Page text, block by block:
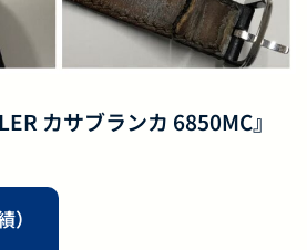
カサブランカ 6850MC』